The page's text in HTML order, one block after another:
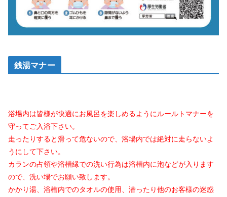
銭湯マナー
浴場内は皆様が快適にお風呂を楽しめるようにルールトマナーを
守ってご入浴下さい。
走ったりすると滑って危ないので、浴場内では絶対に走らないよ
うにして下さい。
カランの占領や浴槽縁での洗い行為は浴槽内に泡などが入ります
ので、洗い場でお願い致します。
かかり湯、浴槽内でのタオルの使用、潜ったり他のお客様の迷惑